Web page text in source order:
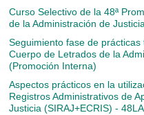
Curso Selectivo de la 48ª
de la Administración de
Seguimiento fase de
Cuerpo de Letrados de la
(Promoción Interna)
Aspectos prácticos en la
Registros Administrativos de
Justicia (SIRAJ+ECRIS) -